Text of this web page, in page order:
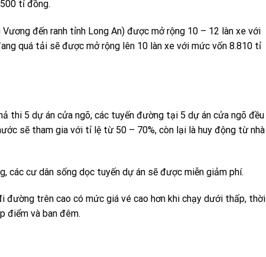
tỉ đồng.
đến ranh tỉnh Long An) được mở rộng 10 – 12 làn xe với
quá tải sẽ được mở rộng lên 10 làn xe với mức vốn 8.810 tỉ
thi 5 dự án cửa ngõ, các tuyến đường tại 5 dự án cửa ngõ đều
sẽ tham gia với tỉ lệ từ 50 – 70%, còn lại là huy động từ nhà
cư dân sống dọc tuyến dự án sẽ được miễn giảm phí.
đường trên cao có mức giá vé cao hơn khi chạy dưới thấp, thời
điểm và ban đêm.